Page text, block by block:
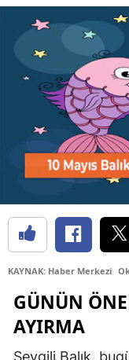
KAYNAK: Haber Merkezi
GÜNÜN
AYIRMA
Sevgili Balık,